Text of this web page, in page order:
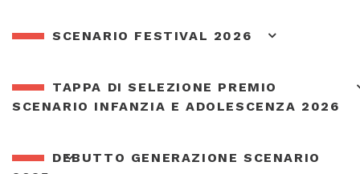
SCENARIO FESTIVAL 2026
TAPPA DI SELEZIONE PREMIO
SCENARIO INFANZIA E ADOLESCENZA 2026
DEBUTTO GENERAZIONE SCENARIO